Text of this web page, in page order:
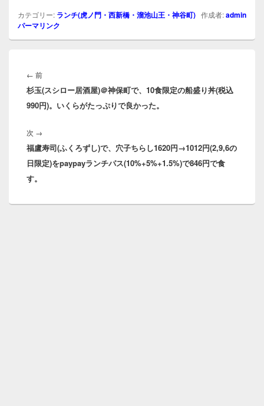
カテゴリー: ランチ(虎ノ門・西新橋・溜池山王・神谷町) 作成者:admin
パーマリンク
稿
ナ
ビ
ゲ
シ
ョ
ン
← 前前
の
投
杉玉(スシロー居酒屋)＠神保町で、10食限定の船盛り丼(税込
990円)。いくらがたっぷりで良かった。
次 →
の
投
福盧寿司(ふくろずし)で、穴子ちらし1620円→1012円(2,9,6の
日限定)をpaypayランチパス(10%+5%+1.5%)で846円で食
す。